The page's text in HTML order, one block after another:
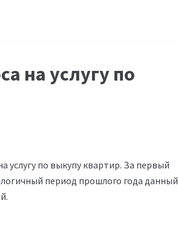
на услугу по
услугу по выкупу квартир. За первый
период прошлого года данный